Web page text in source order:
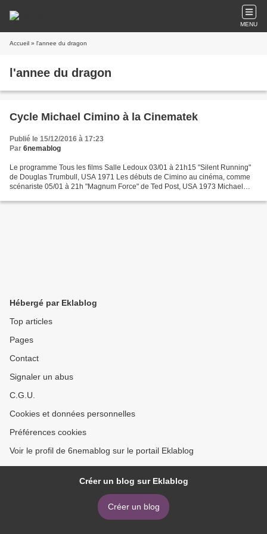
MENU
Accueil » l'annee du dragon
l'annee du dragon
Cycle Michael Cimino à la Cinematek
Publié le 15/12/2016 à 17:23
Par 6nemablog
Le programme Tous les films Salle Ledoux 03/01 à 21h15 "Silent Running"
de Douglas Trumbull, USA 1971 Les débuts de Cimino au cinéma, comme
scénariste 05/01 à 21h "Magnum Force" de Ted Post, USA 1973 Michael
Hébergé par Eklablog
Top articles
Pages
Contact
Signaler un abus
C.G.U.
Cookies et données personnelles
Préférences cookies
Voir le profil de 6nemablog sur le portail Eklablog
Créer un blog sur Eklablog
Créer un blog